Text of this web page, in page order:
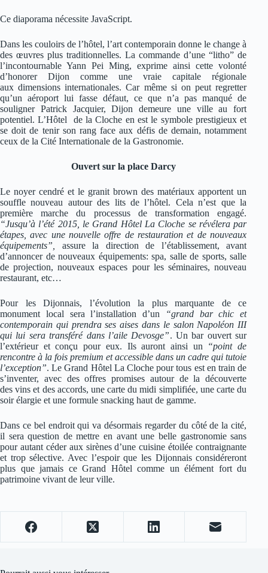
Ce diaporama nécessite JavaScript.
Dans les couloirs de l’hôtel, l’art contemporain donne le change à
des œuvres plus traditionnelles. La commande d’une “litho” de
l’incontournable Yann Pei Ming, exprime ainsi cette volonté
d’honorer Dijon comme une vraie capitale régionale
aux dimensions internationales. Car même si on peut regretter
qu’un aéroport lui fasse défaut, ce que n’a pas manqué de
souligner Patrick Jacquier, Dijon demeure une ville au fort
potentiel. L’Hôtel de la Cloche en est le symbole prestigieux et
se doit de tenir son rang face aux défis de demain, notamment
ceux de la Cité Internationale de la Gastronomie.
Ouvert sur la place Darcy
Le noyer cendré et le granit brown des matériaux apportent un
souffle nouveau autour des lits de l’hôtel. Cela n’est que la
première marche du processus de transformation engagé.
“Jusqu’à l’été 2015, le Grand Hôtel La Cloche se révélera par
étapes, avec une nouvelle offre de restauration et de nouveaux
équipements”,
assure la direction de l’établissement, avant
d’annoncer de nouveaux équipements: spa, salle de sports, salle
de projection, nouveaux espaces pour les séminaires, nouveau
restaurant, etc…
Pour les Dijonnais, l’évolution la plus marquante de ce
monument local sera l’installation d’un
“grand bar chic et
contemporain qui prendra ses aises dans le salon Napoléon III
qui lui sera transféré dans l’aile Devosge”. Un bar ouvert sur
l’extérieur et conçu pour eux. Ils auront ainsi un “point de
rencontre à la fois premium et accessible dans un cadre qui tutoie
l’exception”. Le Grand Hôtel La Cloche pour tous est en train de
s’inventer, avec des offres promises autour de la découverte
des vins et des accords, une carte du midi simplifiée, une carte du
soir élargie et une formule snacking haut de gamme.
Dans ce bel endroit qui va désormais regarder du côté de la cité,
il sera question de mettre en avant une belle gastronomie sans
pour autant céder aux sirènes d’une cuisine étoilée contraignante
et trop sélective. Avec l’espoir que les Dijonnais considéreront
plus que jamais ce Grand Hôtel comme un élément fort du
patrimoine vivant de leur ville.